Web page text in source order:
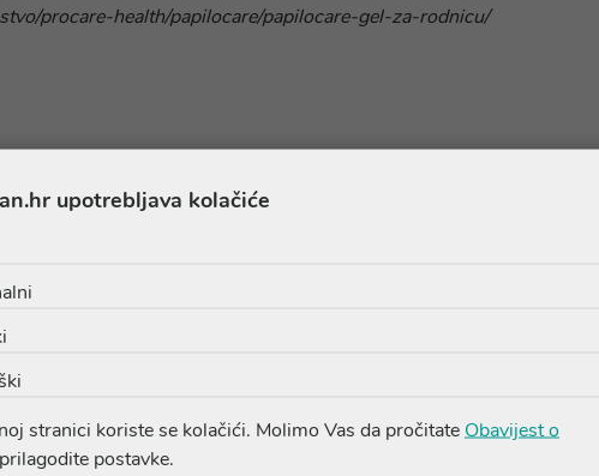
procare-health/papilocare/papilocare-gel-za-rodnicu/
fitosomi gotu kole (
upotrebljava kolačiće
stranici koriste se kolačići. Molimo Vas da pročitate Obavijest o
postavke.